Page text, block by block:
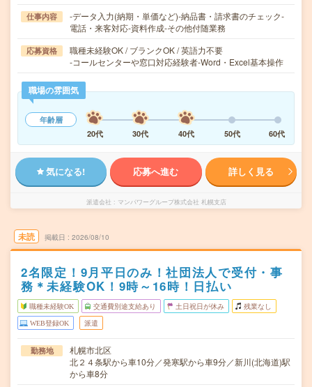
仕事内容
‐データ入力(納期・単価など)‐納品書・請求書のチェック‐
電話・来客対応‐資料作成‐その他付随業務
応募資格
職種未経験OK / ブランクOK / 英語力不要
‐コールセンターや窓口対応経験者‐Word・Excel基本操作
職場の雰囲気
年齢層
20代
30代 40代 50代 60代
気になる! 応募へ進む 詳しく見る
派遣会社 マンパワーグループ株式会社 札幌支店
未読 掲載日 2026/08/10
2名限定！9月平日のみ！社団法人で受付・事
務＊未経験OK！9時～16時！日払い
職種未経験OK 交通費別途支給あり 土日祝日が休み 残業なし
WEB登録OK 派遣
勤務地
札幌市北区
北２４条駅から車10分／発寒駅から車9分／新川(北海道)駅
から車8分